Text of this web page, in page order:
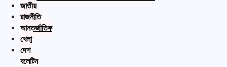
জাতীয়
রাজনীতি
আন্তর্জাতিক
খেলা
দেশ
বুলেটিন